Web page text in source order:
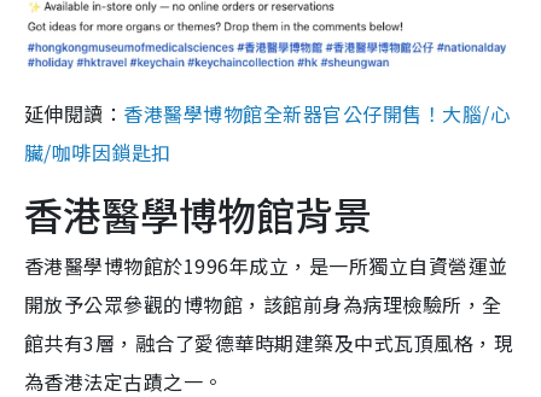
延伸閱讀： 香港醫學博物館全新器官公仔開售！大腦/心
臟/咖啡因鎖匙扣
香港醫學博物館背景
香港醫學博物館於1996年成立，是一所獨立自資營運並
開放予公眾參觀的博物館，該館前身為病理檢驗所，全
館共有3層，融合了愛德華時期建築及中式瓦頂風格，現
為香港法定古蹟之一。